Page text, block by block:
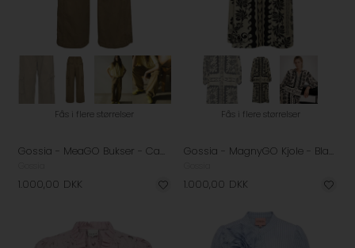
Fås i flere størrelser
Gossia - MeaGO Bukser - Camel
1.000,00 DKK
Fås i flere størrelser
Gossia - MagnyGO Kjole - Black Creme Print
1.000,00 DKK